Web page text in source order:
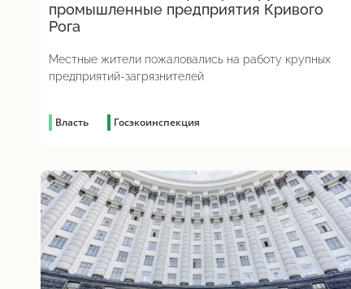
промышленные предприятия Кривого
Рога
Местные жители пожаловались на работу крупных
предприятий-загрязнителей
Власть Госэкоинспекция